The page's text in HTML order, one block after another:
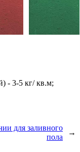
- 3-5 кг/ кв.м;
для заливного
пола
→